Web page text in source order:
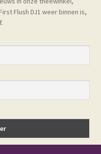
Flush DJ1 weer binnen is,